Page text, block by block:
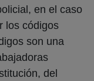
en el caso
los códigos
son una
del